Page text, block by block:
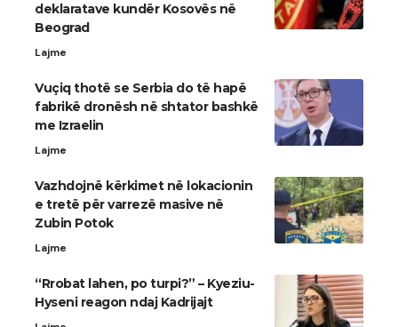
deklaratave kundër Kosovës në
Beograd
Lajme
Vuçiq thotë se Serbia do të hapë
fabrikë dronësh në shtator bashkë
me Izraelin
Lajme
Vazhdojnë kërkimet në lokacionin
e tretë për varrezë masive në
Zubin Potok
Lajme
“Rrobat lahen, po turpi?” – Kyeziu-
Hyseni reagon ndaj Kadrijajt